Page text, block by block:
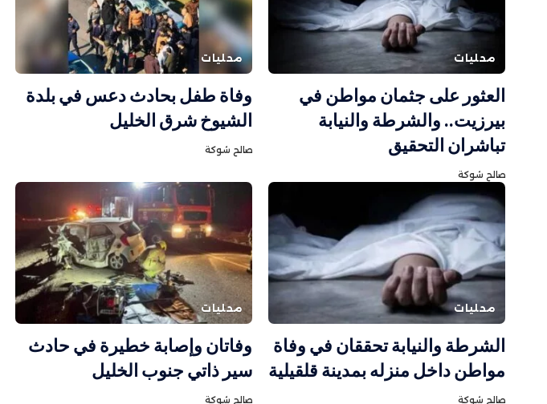
محليات
العثور على جثمان مواطن في
بيرزيت.. والشرطة والنيابة
تباشران التحقيق
صالح شوكة
محليات
وفاة طفل بحادث دعس في بلدة
الشيوخ شرق الخليل
صالح شوكة
محليات
الشرطة والنيابة تحققان في وفاة
مواطن داخل منزله بمدينة قلقيلية
صالح شوكة
محليات
وفاتان وإصابة خطيرة في حادث
سير ذاتي جنوب الخليل
صالح شوكة